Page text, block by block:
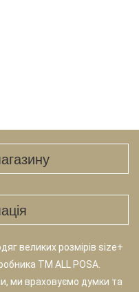
великих розмірів size+
TM ALL POSA.
ми враховуємо думки та